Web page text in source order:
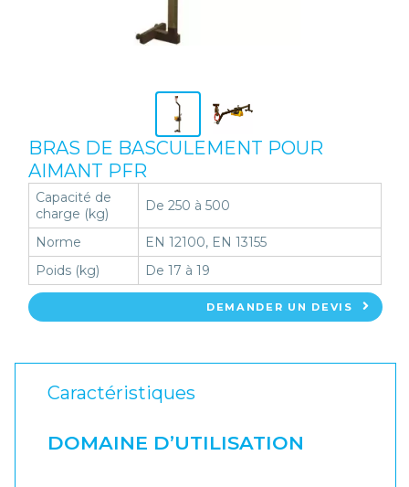
BRAS DE BASCULEMENT POUR
AIMANT PFR
Capacité de
charge (kg)
De 250 à 500
Norme
EN 12100, EN 13155
Poids (kg)
De 17 à 19
DEMANDER UN DEVIS
Caractéristiques
DOMAINE D’UTILISATION